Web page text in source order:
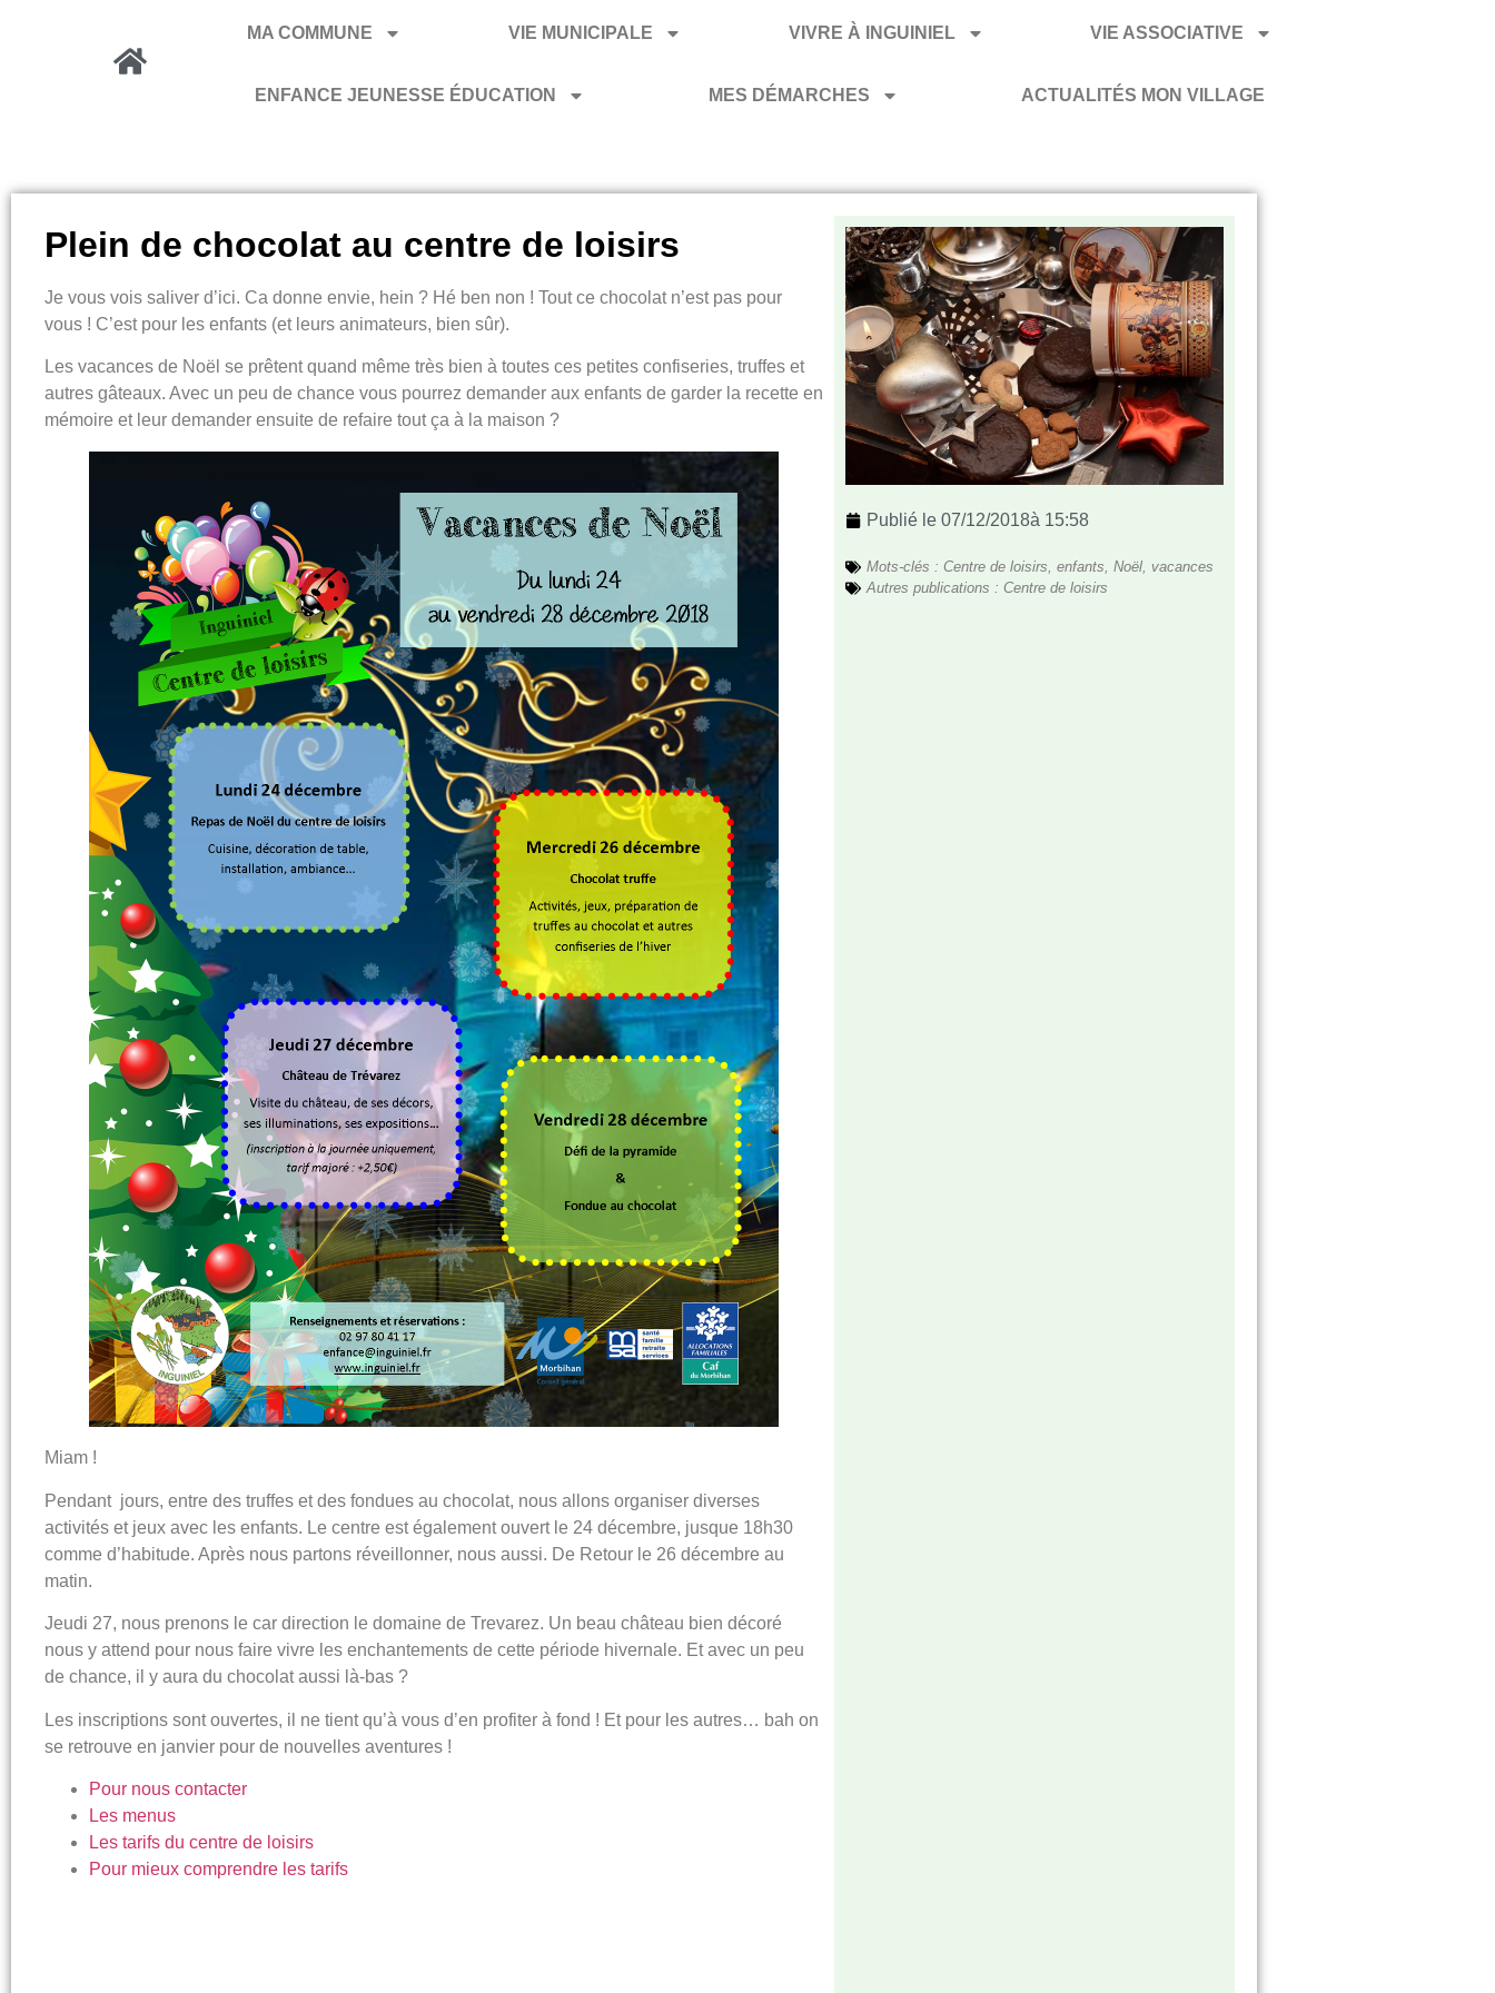
MA COMMUNE VIE MUNICIPALE VIVRE À INGUINIEL VIE ASSOCIATIVE
ENFANCE JEUNESSE ÉDUCATION MES DÉMARCHES ACTUALITÉS MON VILLAGE
Plein de chocolat au centre de loisirs
Je vous vois saliver d’ici. Ca donne envie, hein ? Hé ben non ! Tout ce chocolat n’est pas pour
vous ! C’est pour les enfants (et leurs animateurs, bien sûr).
Les vacances de Noël se prêtent quand même très bien à toutes ces petites confiseries, truffes et
autres gâteaux. Avec un peu de chance vous pourrez demander aux enfants de garder la recette en
mémoire et leur demander ensuite de refaire tout ça à la maison ?
Miam !
Pendant jours, entre des truffes et des fondues au chocolat, nous allons organiser diverses
activités et jeux avec les enfants. Le centre est également ouvert le 24 décembre, jusque 18h30
comme d’habitude. Après nous partons réveillonner, nous aussi. De Retour le 26 décembre au
matin.
Jeudi 27, nous prenons le car direction le domaine de Trevarez. Un beau château bien décoré
nous y attend pour nous faire vivre les enchantements de cette période hivernale. Et avec un peu
de chance, il y aura du chocolat aussi là-bas ?
Les inscriptions sont ouvertes, il ne tient qu’à vous d’en profiter à fond ! Et pour les autres… bah on
se retrouve en janvier pour de nouvelles aventures !
Pour nous contacter
Les menus
Les tarifs du centre de loisirs
Pour mieux comprendre les tarifs
Publié le 07/12/2018à 15:58
Mots-clés : Centre de loisirs, enfants, Noël, vacances
Autres publications : Centre de loisirs